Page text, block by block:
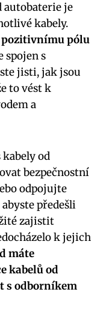
autobaterie je
kabely.
pozitivnímu pólu
spojen s
jisti, jak jsou
to vést k
a
od
bezpečnostní
odpojujte
předešli
zajistit
k jejich
máte
kabelů od
s odborníkem